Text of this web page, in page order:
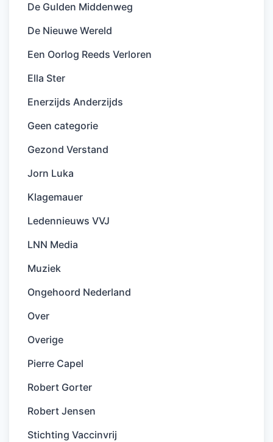
De Gulden Middenweg
De Nieuwe Wereld
Een Oorlog Reeds Verloren
Ella Ster
Enerzijds Anderzijds
Geen categorie
Gezond Verstand
Jorn Luka
Klagemauer
Ledennieuws VVJ
LNN Media
Muziek
Ongehoord Nederland
Over
Overige
Pierre Capel
Robert Gorter
Robert Jensen
Stichting Vaccinvrij